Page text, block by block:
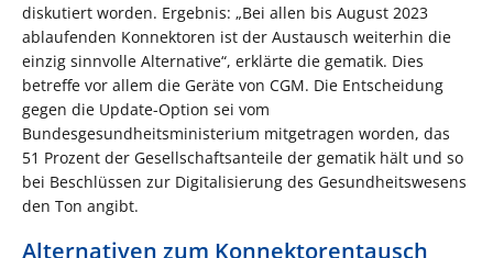
diskutiert worden. Ergebnis: „Bei allen bis August 2023
ablaufenden Konnektoren ist der Austausch weiterhin die
einzig sinnvolle Alternative“, erklärte die gematik. Dies
betreffe vor allem die Geräte von CGM. Die Entscheidung
gegen die Update-Option sei vom
Bundesgesundheitsministerium mitgetragen worden, das
51 Prozent der Gesellschaftsanteile der gematik hält und so
bei Beschlüssen zur Digitalisierung des Gesundheitswesens
den Ton angibt.
Alternativen zum Konnektorentausch